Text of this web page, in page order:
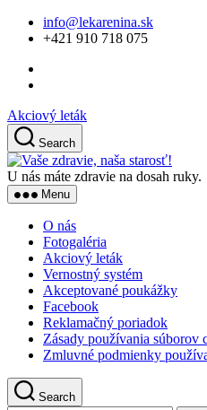
Skip
content
info@lekarenina.sk
+421 910 718 075
Akciový leták
Search
U nás máte zdravie na dosah ruky.
Menu
O nás
Fotogaléria
Akciový leták
Vernostný systém
Akceptované poukážky
Facebook
Reklamačný poriadok
Zásady používania súborov
Zmluvné podmienky
Search